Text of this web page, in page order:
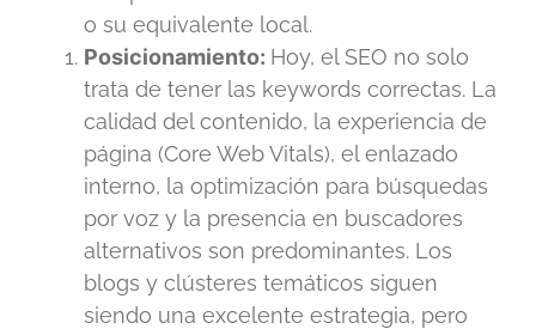
o su equivalente local.
Posicionamiento: Hoy, el SEO no solo
trata de tener las keywords correctas. La
calidad del contenido, la experiencia de
página (Core Web Vitals), el enlazado
interno, la optimización para búsquedas
por voz y la presencia en buscadores
alternativos son predominantes. Los
blogs y clústeres temáticos siguen
siendo una excelente estrategia, pero